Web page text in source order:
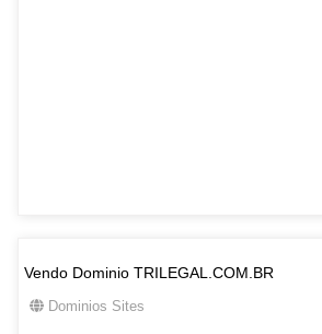
Vendo Dominio TRILEGAL.COM.BR
Dominios Sites